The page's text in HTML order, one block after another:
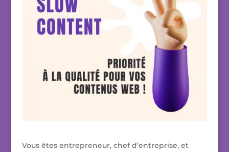
Vous êtes entrepreneur, chef d’entreprise, et